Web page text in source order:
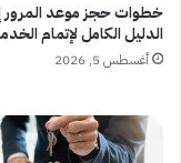
خطوات حجز موعد المرور
الدليل الكامل لإتمام
أغسطس 5, 2026